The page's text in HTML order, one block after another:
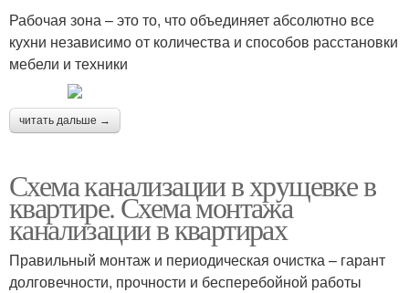
Рабочая зона – это то, что объединяет абсолютно все
кухни независимо от количества и способов расстановки
мебели и техники
читать дальше →
Схема канализации в хрущевке в
квартире. Схема монтажа
канализации в квартирах
Правильный монтаж и периодическая очистка – гарант
долговечности, прочности и бесперебойной работы